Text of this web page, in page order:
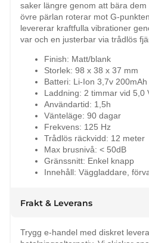
saker längre genom att bära
övre pärlan roterar mot G-
levererar kraftfulla vibrationer
var och en justerbar via trådlös
Finish: Matt/blank
Storlek: 98 x 38 x 37 mm
Batteri: Li-Ion 3,7v 200mAh
Laddning: 2 timmar vid 5,0
Användartid: 1,5h
Vänteläge: 90 dagar
Frekvens: 125 Hz
Trådlös räckvidd: 12 meter
Max brusnivå: < 50dB
Gränssnitt: Enkel knapp
Innehåll: Väggladdare,
Frakt & Leverans
Trygg e-handel med diskret